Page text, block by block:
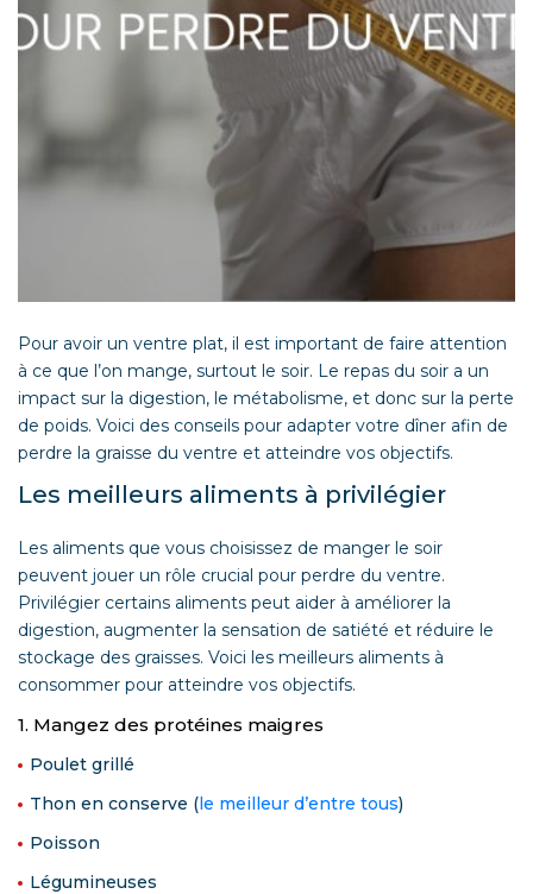
Pour avoir un ventre plat, il est important de faire attention
à ce que l’on mange, surtout le soir. Le repas du soir a un
impact sur la digestion, le métabolisme, et donc sur la perte
de poids. Voici des conseils pour adapter votre dîner afin de
perdre la graisse du ventre et atteindre vos objectifs.
Les meilleurs aliments à privilégier
Les aliments que vous choisissez de manger le soir
peuvent jouer un rôle crucial pour perdre du ventre.
Privilégier certains aliments peut aider à améliorer la
digestion, augmenter la sensation de satiété et réduire le
stockage des graisses. Voici les meilleurs aliments à
consommer pour atteindre vos objectifs.
1. Mangez des protéines maigres
Poulet grillé
Thon en conserve (le meilleur d’entre tous)
Poisson
Légumineuses